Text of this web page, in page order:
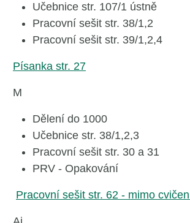
Učebnice str. 107/1 ústně
Pracovní sešit str. 38/1,2
Pracovní sešit str. 39/1,2,4
Písanka str. 27
M
Dělení do 1000
Učebnice str. 38/1,2,3
Pracovní sešit str. 30 a 31
PRV - Opakování
Pracovní sešit str. 62 - mimo